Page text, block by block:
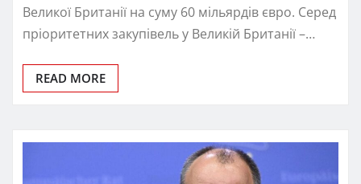
Великої Британії на суму 60 мільярдів євро. Серед
пріоритетних закупівель у Великій Британії –…
READ MORE